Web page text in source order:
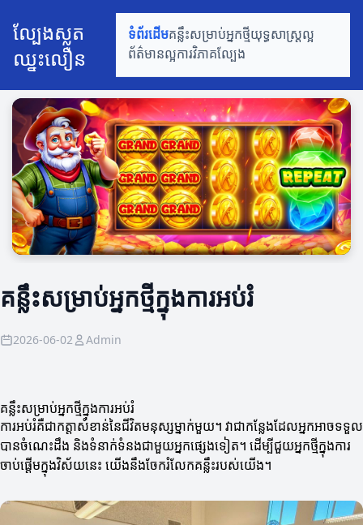
ល្បែងស្លត
ឈ្នះលឿន
ទំព័រដើមគន្លឹះសម្រាប់អ្នកថ្មីយុទ្ធសាស្ត្រល្អ
ព័ត៌មានល្អការវិភាគល្បែង
គន្លឹះសម្រាប់អ្នកថ្មីក្នុងការអប់រំ
2026-06-02 Admin
គន្លឹះសម្រាប់អ្នកថ្មីក្នុងការអប់រំ
ការអប់រំគឺជាកត្តាសំខាន់នៃជីវិតមនុស្សម្នាក់មួយ។ វាជាកន្លែងដែលអ្នកអាចទទួល
បានចំណេះដឹង និងទំនាក់ទំនងជាមួយអ្នកផ្សេងទៀត។ ដើម្បីជួយអ្នកថ្មីក្នុងការ
ចាប់ផ្តើមក្នុងវិស័យនេះ យើងនឹងចែករំលែកគន្លឹះរបស់យើង។